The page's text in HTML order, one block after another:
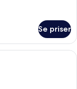
Se priser